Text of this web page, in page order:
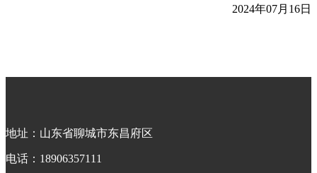
2024年07月 16日
地址： 山东省聊城市东昌府区
电话： 18906357111